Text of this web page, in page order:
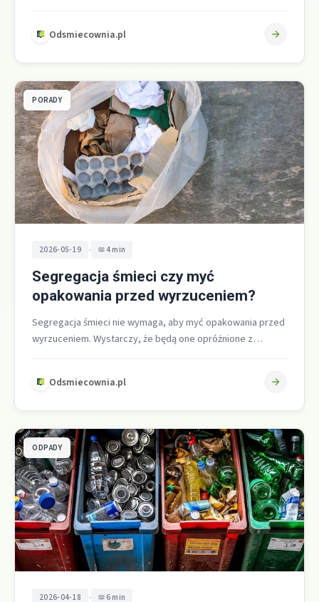
Odsmiecownia.pl
PORADY
2026-05-19 • 4 min
Segregacja śmieci czy myć
opakowania przed wyrzuceniem?
Segregacja śmieci nie wymaga, aby myć opakowania przed
wyrzuceniem. Wystarczy, że będą one opróżnione z
Odsmiecownia.pl
ODPADY
2026-04-18 • 6 min